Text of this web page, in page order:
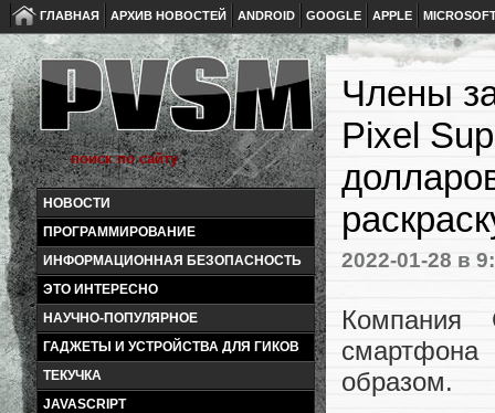
ГЛАВНАЯ АРХИВ НОВОСТЕЙ ANDROID GOOGLE APPLE
НОВОСТИ
ПРОГРАММИРОВАНИЕ
ИНФОРМАЦИОННАЯ БЕЗОПАСНОСТЬ
ЭТО ИНТЕРЕСНО
НАУЧНО-ПОПУЛЯРНОЕ
ГАДЖЕТЫ И УСТРОЙСТВА ДЛЯ ГИКОВ
ТЕКУЧКА
JAVASCRIPT
Члены
Pixel
2022-01-28 в
Компания
образом.